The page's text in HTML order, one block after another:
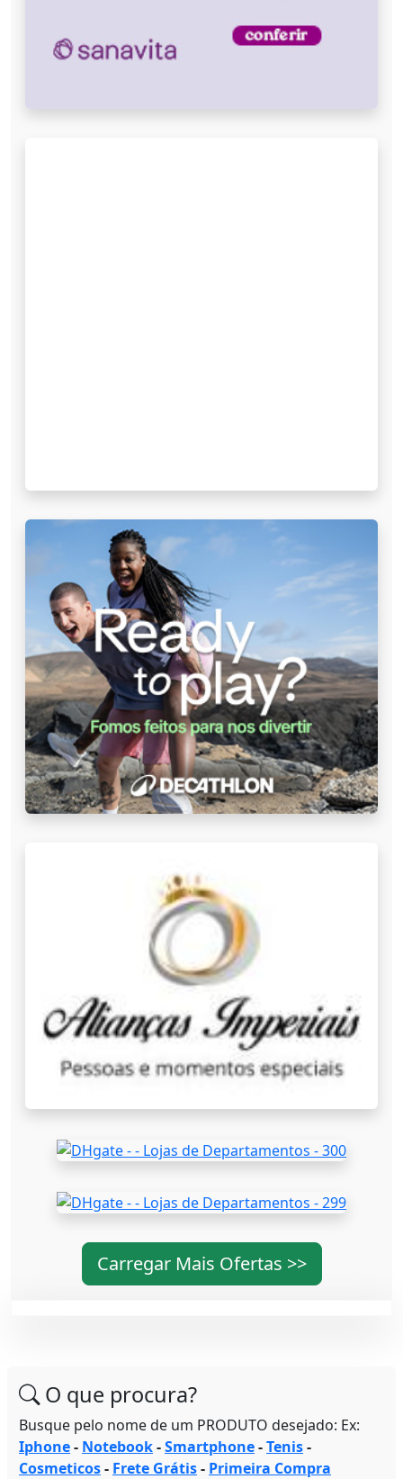
Carregar Mais Ofertas >>
O que procura?
Busque pelo nome de um PRODUTO desejado: Ex:
Iphone- Notebook-Smartphone-Tenis-
Cosmeticos- Frete Grátis- Primeira Compra